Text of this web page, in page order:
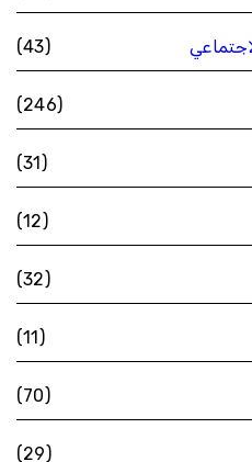
(43)
(246)
(31)
(12)
(32)
(11)
(70)
(29)